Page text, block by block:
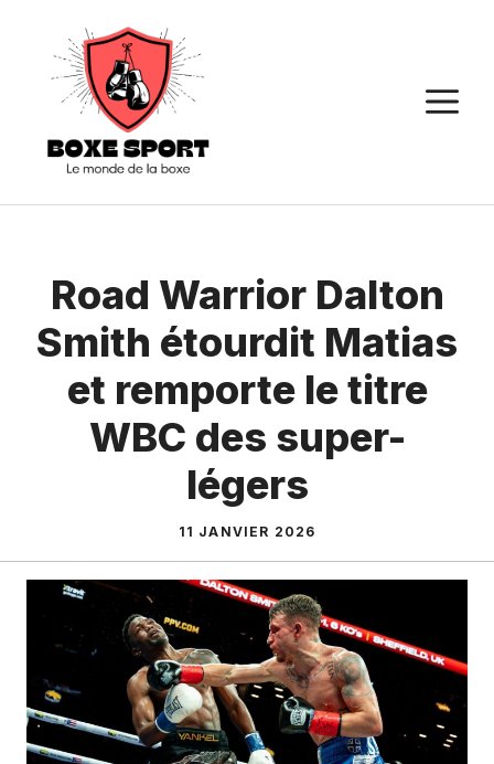
contenu
Road Warrior Dalton
Smith étourdit Matias
et remporte le titre
WBC des super-
légers
11 JANVIER 2026